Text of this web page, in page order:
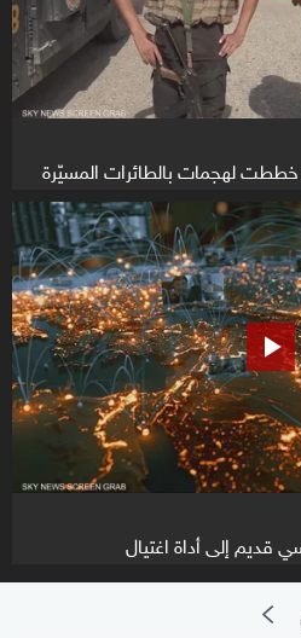
لهجمات بالطائرات المسيّرة
إلى أداة اغتيال